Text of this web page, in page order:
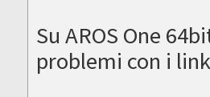
Su AROS One
problemi con i